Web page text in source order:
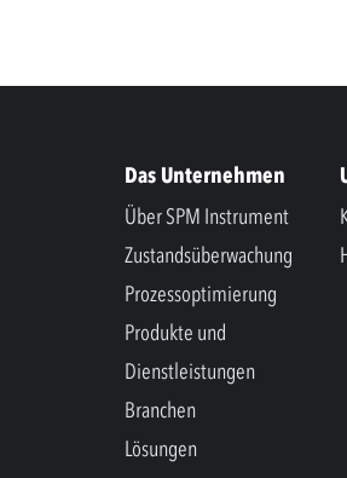
Das Unternehmen
Über SPM Instrument
Zustandsüberwachung
Prozessoptimierung
Produkte und
Dienstleistungen
Branchen
Lösungen